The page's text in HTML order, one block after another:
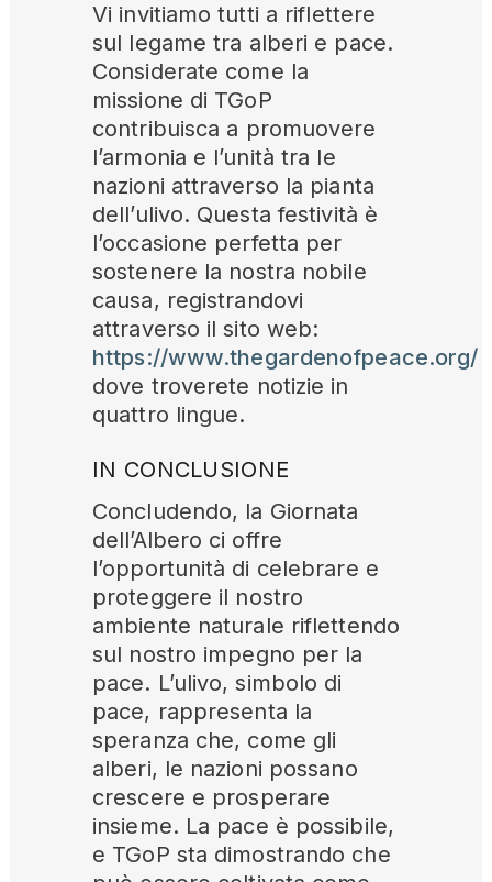
Vi invitiamo tutti a riflettere
sul legame tra alberi e pace.
Considerate come la
missione di TGoP
contribuisca a promuovere
l’armonia e l’unità tra le
nazioni attraverso la pianta
dell’ulivo. Questa festività è
l’occasione perfetta per
sostenere la nostra nobile
causa, registrandovi
attraverso il sito web:
https://www.thegardenofpeace.org/
dove troverete notizie in
quattro lingue.
IN CONCLUSIONE
Concludendo, la Giornata
dell’Albero ci offre
l’opportunità di celebrare e
proteggere il nostro
ambiente naturale riflettendo
sul nostro impegno per la
pace. L’ulivo, simbolo di
pace, rappresenta la
speranza che, come gli
alberi, le nazioni possano
crescere e prosperare
insieme. La pace è possibile,
e TGoP sta dimostrando che